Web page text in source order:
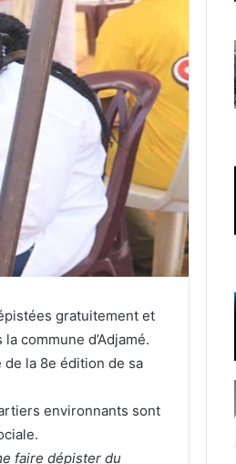
gratuitement et
commune d’Adjamé.
la 8e édition de sa
environnants sont
faire dépister du